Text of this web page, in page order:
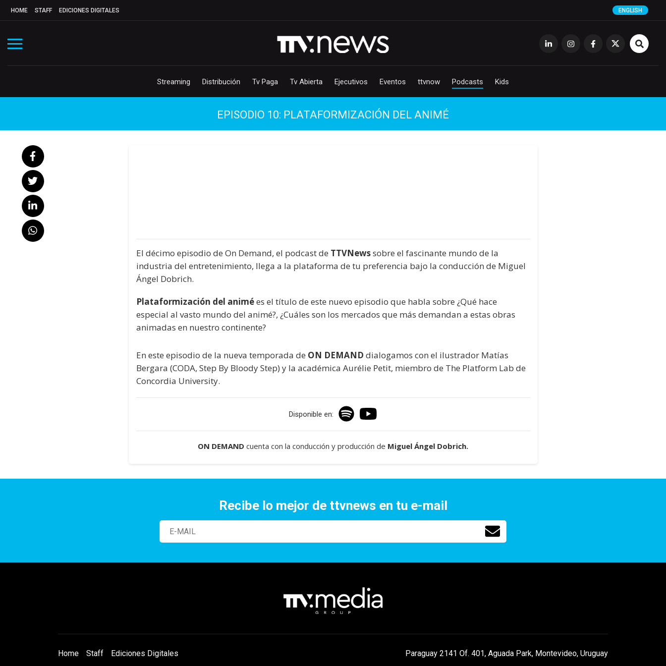
HOME STAFF EDICIONES DIGITALES ENGLISH
Streaming Distribución Tv Paga Tv Abierta Ejecutivos Eventos ttvnow Podcasts Kids
EPISODIO 10: PLATAFORMIZACIÓN DEL ANIMÉ
El décimo episodio de On Demand, el podcast de TTVNewssobre el fascinante mundo de la
industria del entretenimiento, llega a la plataforma de tu preferencia bajo la conducción de Miguel
Ángel Dobrich.
Plataformización del animées el título de este nuevo episodio que habla sobre ¿Qué hace
especial al vasto mundo del animé?, ¿Cuáles son los mercados que más demandan a estas obras
animadas en nuestro continente?
En este episodio de la nueva temporada de ON DEMAND dialogamos con el ilustrador Matías
Bergara (CODA, Step By Bloody Step) y la académica Aurélie Petit, miembro de The Platform Lab de
Concordia University.
Disponible en:
ON DEMAND cuenta con la conducción y producción de Miguel Ángel Dobrich.
Recibe lo mejor de ttvnews en tu e-mail
Home Staff Ediciones Digitales Paraguay 2141 Of. 401, Aguada Park, Montevideo, Uruguay